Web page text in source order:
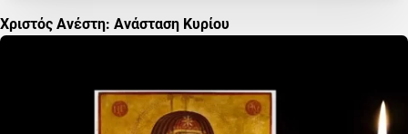
Χριστός Ανέστη: Ανάσταση Κυρίου